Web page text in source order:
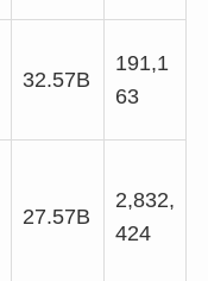
32.57B
191,1
63
27.57B
2,832,
424